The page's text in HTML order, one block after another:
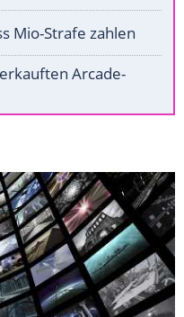
Mio-Strafe zahlen
Arcade-